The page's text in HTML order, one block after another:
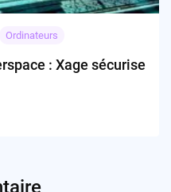
Ordinateurs
: Xage sécurise